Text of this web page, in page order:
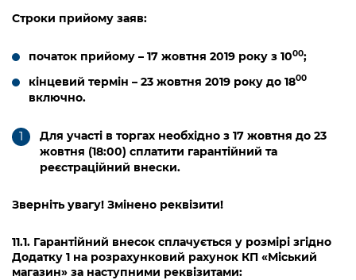
Строки прийому заяв:
початок прийому – 17 жовтня 2019 року з 1000;
кінцевий термін – 23 жовтня 2019 року до 1800
включно.
Для участі в торгах необхідно з 17 жовтня до 23
жовтня (18:00) сплатити гарантійний та
реєстраційний внески.
Зверніть увагу! Змінено реквізити!
11.1. Гарантійний внесок сплачується у розмірі згідно
Додатку 1 на розрахунковий рахунок КП «Міський
магазин» за наступними реквізитами: